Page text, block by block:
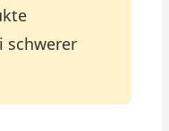
schwerer